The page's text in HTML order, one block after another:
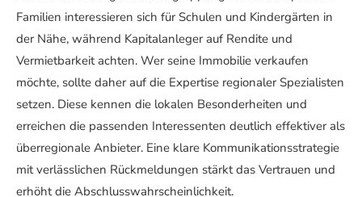
Familien interessieren sich für Schulen und Kindergärten in
der Nähe, während Kapitalanleger auf Rendite und
Vermietbarkeit achten. Wer seine Immobilie verkaufen
möchte, sollte daher auf die Expertise regionaler Spezialisten
setzen. Diese kennen die lokalen Besonderheiten und
erreichen die passenden Interessenten deutlich effektiver als
überregionale Anbieter. Eine klare Kommunikationsstrategie
mit verlässlichen Rückmeldungen stärkt das Vertrauen und
erhöht die Abschlusswahrscheinlichkeit.